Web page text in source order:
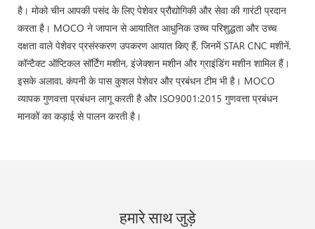
है। मोको चीन आपकी पसंद के लिए पेशेवर प्रौद्योगिकी और सेवा की गारंटी प्रदान
करता है। MOCO ने जापान से आयातित आधुनिक उच्च परिशुद्धता और उच्च
दक्षता वाले पेशेवर प्रसंस्करण उपकरण आयात किए हैं, जिनमें STAR CNC मशीनें,
कॉन्टैक्ट ऑप्टिकल सॉर्टिंग मशीन, इंजेक्शन मशीन और ग्राइंडिंग मशीन शामिल हैं।
इसके अलावा, कंपनी के पास कुशल पेशेवर और प्रबंधन टीम भी है। MOCO
व्यापक गुणवत्ता प्रबंधन लागू करती है और ISO9001:2015 गुणवत्ता प्रबंधन
मानकों का कड़ाई से पालन करती है।
हमारे साथ जुड़े